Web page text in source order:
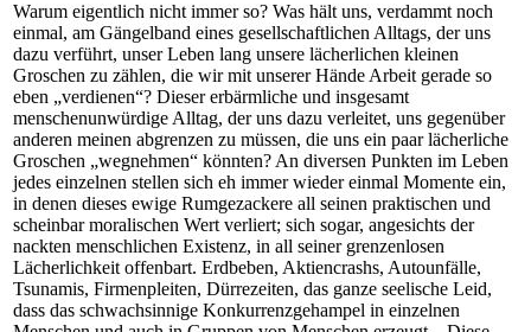
Warum eigentlich nicht immer so? Was hält uns, verdammt noch
einmal, am Gängelband eines gesellschaftlichen Alltags, der uns
dazu verführt, unser Leben lang unsere lächerlichen kleinen
Groschen zu zählen, die wir mit unserer Hände Arbeit gerade so
eben „verdienen“? Dieser erbärmliche und insgesamt
menschenunwürdige Alltag, der uns dazu verleitet, uns gegenüber
anderen meinen abgrenzen zu müssen, die uns ein paar lächerliche
Groschen „wegnehmen“ könnten? An diversen Punkten im Leben
jedes einzelnen stellen sich eh immer wieder einmal Momente ein,
in denen dieses ewige Rumgezackere all seinen praktischen und
scheinbar moralischen Wert verliert; sich sogar, angesichts der
nackten menschlichen Existenz, in all seiner grenzenlosen
Lächerlichkeit offenbart. Erdbeben, Aktiencrashs, Autounfälle,
Tsunamis, Firmenpleiten, Dürrezeiten, das ganze seelische Leid,
dass das schwachsinnige Konkurrenzgehampel in einzelnen